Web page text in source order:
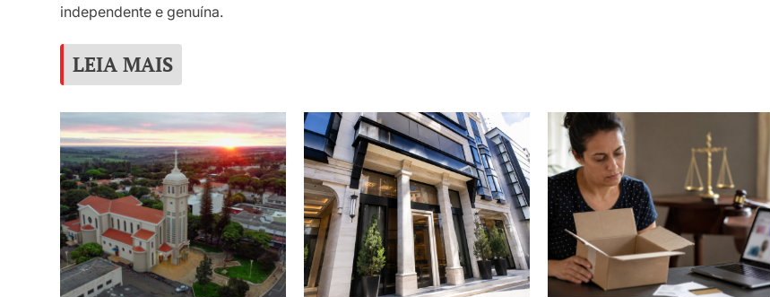
independente e genuína.
LEIA MAIS